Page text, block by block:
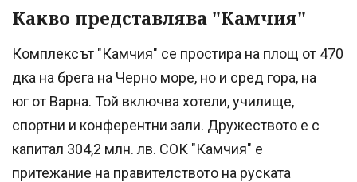
Какво представлява "Камчия"
Комплексът "Камчия" се простира на площ от 470
дка на брега на Черно море, но и сред гора, на
юг от Варна. Той включва хотели, училище,
спортни и конферентни зали. Дружеството е с
капитал 304,2 млн. лв. СОК "Камчия" е
притежание на правителството на руската